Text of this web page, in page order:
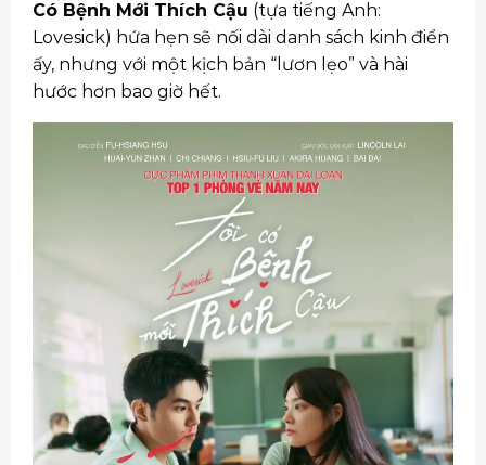
Có Bệnh Mới Thích Cậu (tựa tiếng Anh:
Lovesick) hứa hẹn sẽ nối dài danh sách kinh điển
ấy, nhưng với một kịch bản “lươn lẹo” và hài
hước hơn bao giờ hết.